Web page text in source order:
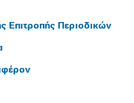
Επιτροπής Περιοδικών